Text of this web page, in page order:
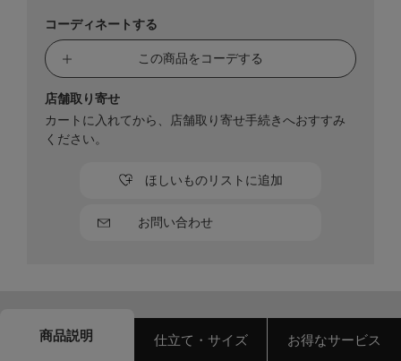
コーディネートする
この商品をコーデする
お問い合わせ
ほしいものリストに追加
店舗取り寄せ
カートに入れてから、店舗取り寄せ手続きへおすすみ
ください。
商品説明 仕立て・サイズ お得なサービス